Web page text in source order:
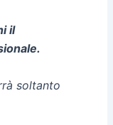
il
soltanto